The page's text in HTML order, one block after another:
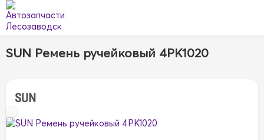
SUN Ремень ручейковый 4PK1020
SUN